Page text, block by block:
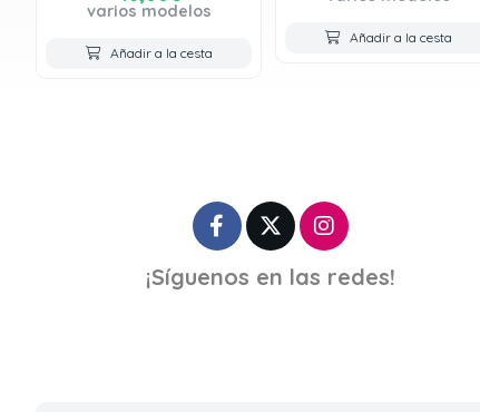
varios modelos
Añadir a la cesta
Añadir a la cesta
¡Síguenos en las redes!